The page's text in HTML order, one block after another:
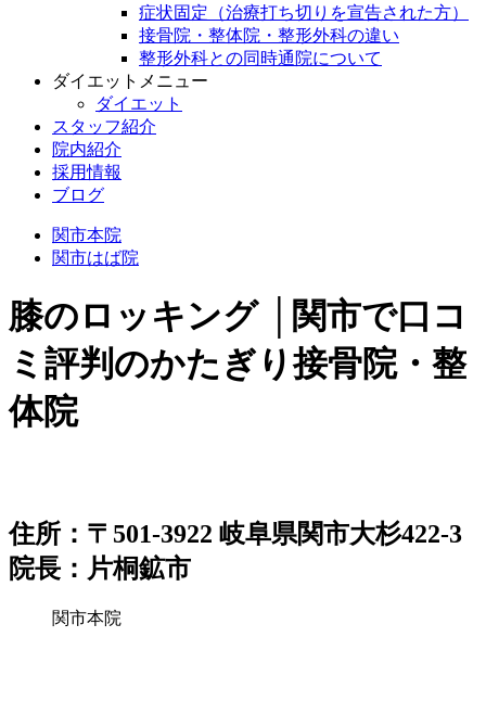
症状固定（治療打ち切りを宣告された方）
接骨院・整体院・整形外科の違い
整形外科との同時通院について
ダイエットメニュー
ダイエット
スタッフ紹介
院内紹介
採用情報
ブログ
関市本院
関市はば院
膝のロッキング │関市で口コ
ミ評判のかたぎり接骨院・整
体院
住所：〒501-3922 岐阜県関市大杉422-3
院長：片桐鉱市
関市本院